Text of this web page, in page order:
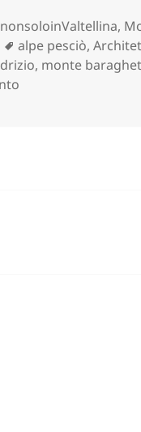
,
Tag
alpe pesciò,
, monte